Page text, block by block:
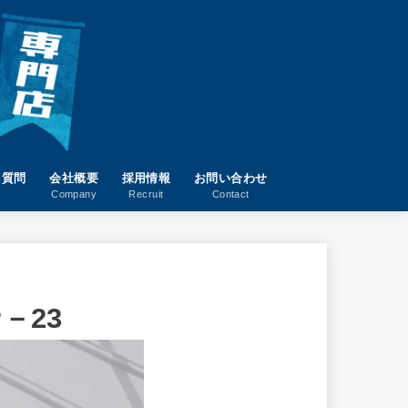
問 会社概要
Company
採用情報
Recruit
お問い合わせ
Contact
23